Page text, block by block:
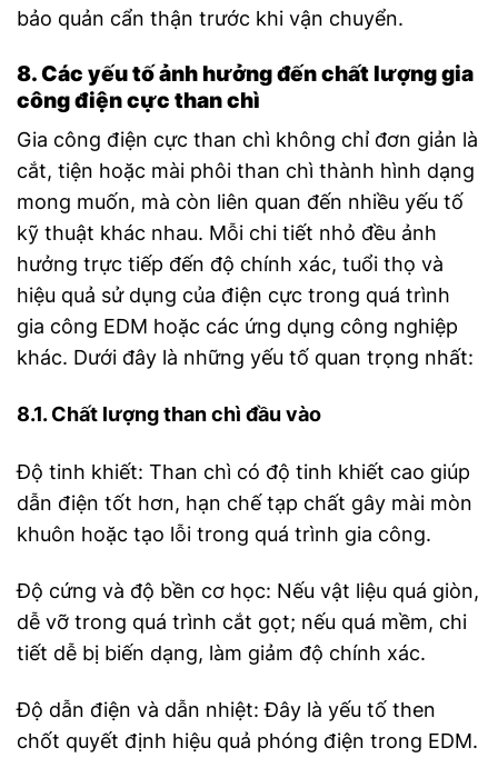
bảo quản cẩn thận trước khi vận chuyển.
8. Các yếu tố ảnh hưởng đến chất lượng gia
công điện cực than chì
Gia công điện cực than chì không chỉ đơn giản là
cắt, tiện hoặc mài phôi than chì thành hình dạng
mong muốn, mà còn liên quan đến nhiều yếu tố
kỹ thuật khác nhau. Mỗi chi tiết nhỏ đều ảnh
hưởng trực tiếp đến độ chính xác, tuổi thọ và
hiệu quả sử dụng của điện cực trong quá trình
gia công EDM hoặc các ứng dụng công nghiệp
khác. Dưới đây là những yếu tố quan trọng nhất:
8.1. Chất lượng than chì đầu vào
Độ tinh khiết: Than chì có độ tinh khiết cao giúp
dẫn điện tốt hơn, hạn chế tạp chất gây mài mòn
khuôn hoặc tạo lỗi trong quá trình gia công.
Độ cứng và độ bền cơ học: Nếu vật liệu quá giòn,
dễ vỡ trong quá trình cắt gọt; nếu quá mềm, chi
tiết dễ bị biến dạng, làm giảm độ chính xác.
Độ dẫn điện và dẫn nhiệt: Đây là yếu tố then
chốt quyết định hiệu quả phóng điện trong EDM.